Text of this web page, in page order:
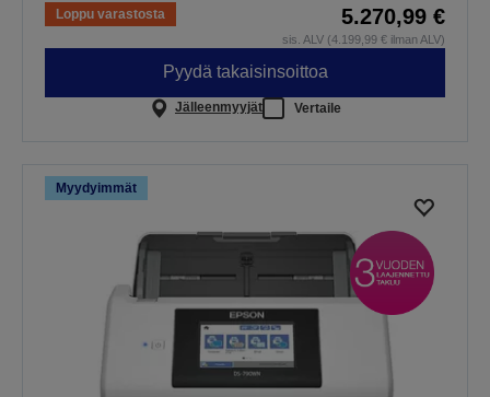
Loppu varastosta 5.270,99 €
sis. ALV (4.199,99 € ilman ALV)
Pyydä takaisinsoittoa
Jälleenmyyjät Vertaile
Myydyimmät